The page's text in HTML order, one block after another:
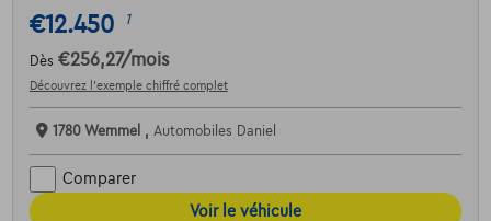
€12.450 1
Dès €256,27/mois
Découvrez l’exemple chiffré complet
1780 Wemmel , Automobiles Daniel
Comparer
Voir le véhicule